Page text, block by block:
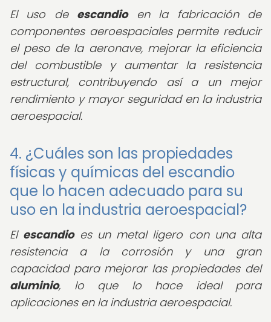
El uso de escandioen la fabricación de
componentes aeroespaciales permite reducir
el peso de la aeronave, mejorar la eficiencia
del combustible y aumentar la resistencia
estructural, contribuyendo así a un mejor
rendimiento y mayor seguridad en la industria
aeroespacial.
4. ¿Cuáles son las propiedades
físicas y químicas del escandio
que lo hacen adecuado para su
uso en la industria aeroespacial?
El escandioes un metal ligero con una alta
resistencia a la corrosión y una gran
capacidad para mejorar las propiedades del
aluminio, lo que lo hace ideal para
aplicaciones en la industria aeroespacial.